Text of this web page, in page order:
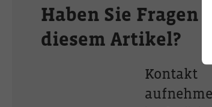
Haben Sie Fragen
diesem Artikel?
Kontakt